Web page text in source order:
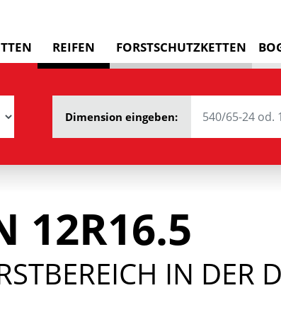
REIFEN FORSTSCHUTZKETTEN
Dimension eingeben:
12R16.5
IN